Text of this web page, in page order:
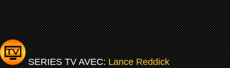
SERIES TV AVEC:Lance Reddick